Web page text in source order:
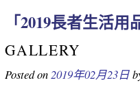
「2019長者生活
GALLERY
Posted on 2019年02月23日